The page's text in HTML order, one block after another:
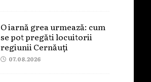
O iarnă grea urmează: cum
se pot pregăti locuitorii
regiunii Cernăuți
07.08.2026